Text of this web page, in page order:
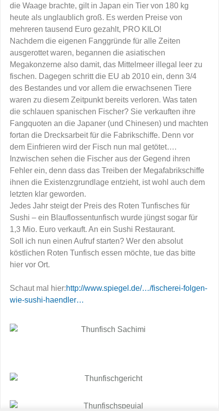
die Waage brachte, gilt in Japan ein Tier von 180 kg
heute als unglaublich groß. Es werden Preise von
mehreren tausend Euro gezahlt, PRO KILO!
Nachdem die eigenen Fanggründe für alle Zeiten
ausgerottet waren, begannen die asiatischen
Megakonzerne also damit, das Mittelmeer illegal leer zu
fischen. Dagegen schritt die EU ab 2010 ein, denn 3/4
des Bestandes und vor allem die erwachsenen Tiere
waren zu diesem Zeitpunkt bereits verloren. Was taten
die schlauen spanischen Fischer? Sie verkauften ihre
Fangquoten an die Japaner (und Chinesen) und machten
fortan die Drecksarbeit für die Fabrikschiffe. Denn vor
dem Einfrieren wird der Fisch nun mal getötet….
Inzwischen sehen die Fischer aus der Gegend ihren
Fehler ein, denn dass das Treiben der Megafabrikschiffe
ihnen die Existenzgrundlage entzieht, ist wohl auch dem
letzten klar geworden.
Jedes Jahr steigt der Preis des Roten Tunfisches für
Sushi – ein Blauflossentunfisch wurde jüngst sogar für
1,3 Mio. Euro verkauft. An ein Sushi Restaurant.
Soll ich nun einen Aufruf starten? Wer den absolut
köstlichen Roten Tunfisch essen möchte, tue das bitte
hier vor Ort.
Schaut mal hier:http://www.spiegel.de/…/fischerei-folgen-
wie-sushi-haendler…